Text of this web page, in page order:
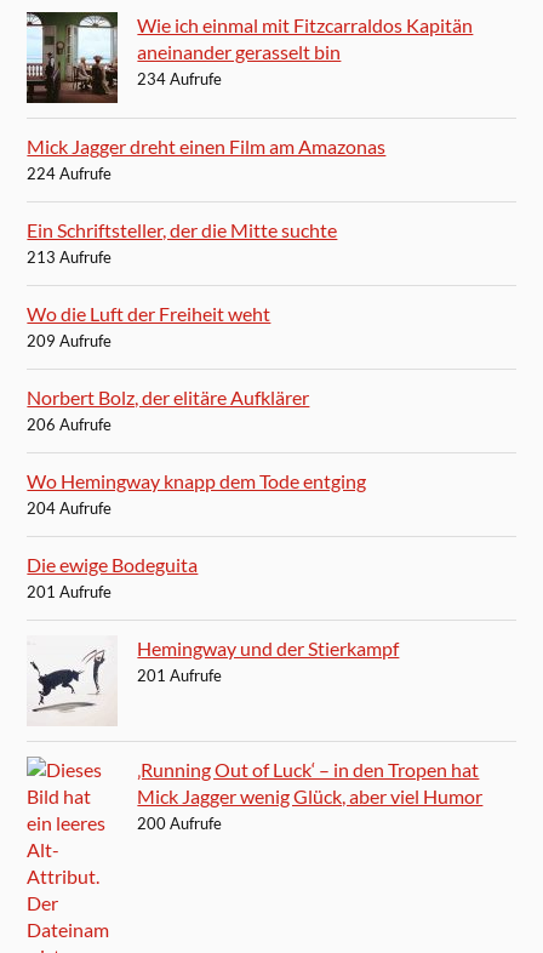
Wie ich einmal mit Fitzcarraldos Kapitän
aneinander gerasselt bin
234 Aufrufe
Mick Jagger dreht einen Film am Amazonas
224 Aufrufe
Ein Schriftsteller, der die Mitte suchte
213 Aufrufe
Wo die Luft der Freiheit weht
209 Aufrufe
Norbert Bolz, der elitäre Aufklärer
206 Aufrufe
Wo Hemingway knapp dem Tode entging
204 Aufrufe
Die ewige Bodeguita
201 Aufrufe
Hemingway und der Stierkampf
201 Aufrufe
‚Running Out of Luck‘ – in den Tropen hat
Mick Jagger wenig Glück, aber viel Humor
200 Aufrufe